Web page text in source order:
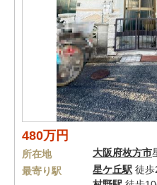
480万円
所在地 大阪府枚方市
最寄り駅
星ケ丘駅 徒歩